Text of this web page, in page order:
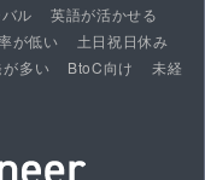
ル
英語が活かせる
が低い
土日祝日休み
が多い BtoC向け
未経